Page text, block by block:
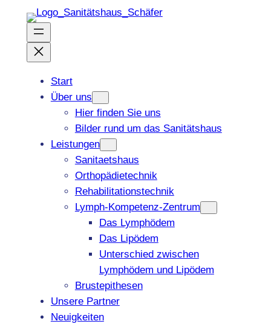
Inhalt
springen
Start
Über uns
Hier finden Sie uns
Bilder rund um das Sanitätshaus
Leistungen
Sanitaetshaus
Orthopädietechnik
Rehabilitationstechnik
Lymph-Kompetenz-Zentrum
Das Lymphödem
Das Lipödem
Unterschied zwischen
Lymphödem und Lipödem
Brustepithesen
Unsere Partner
Neuigkeiten